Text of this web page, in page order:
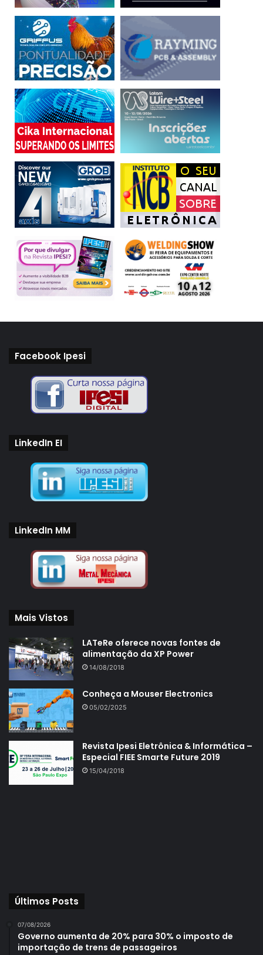
Facebook Ipesi
LinkedIn EI
LinkedIn MM
Mais Vistos
LATeRe oferece novas fontes de
alimentação da XP Power
14/08/2018
Conheça a Mouser Electronics
05/02/2025
Revista Ipesi Eletrônica & Informática –
Especial FIEE Smarte Future 2019
15/04/2018
Últimos Posts
07/08/2026
Governo aumenta de 20% para 30% o imposto de
importação de trens de passageiros